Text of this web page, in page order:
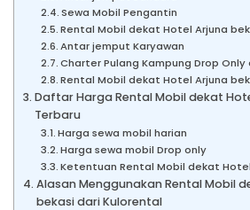
Sewa Mobil Pengantin
Rental Mobil dekat Hotel Arjuna
Antar jemput Karyawan
Charter Pulang Kampung Drop Only
Rental Mobil dekat Hotel Arjuna
Daftar Harga Rental Mobil dekat
Terbaru
Harga sewa mobil harian
Harga sewa mobil Drop only
Ketentuan Rental Mobil dekat
Alasan Menggunakan Rental Mobil
bekasi dari Kulorental